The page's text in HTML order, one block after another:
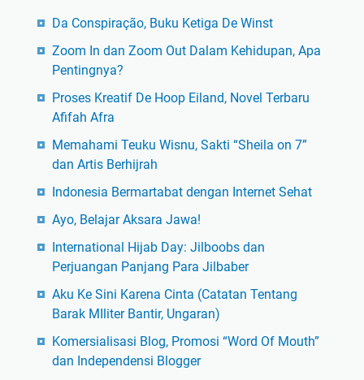
Da Conspiração, Buku Ketiga De Winst
Zoom In dan Zoom Out Dalam Kehidupan, Apa
Pentingnya?
Proses Kreatif De Hoop Eiland, Novel Terbaru
Afifah Afra
Memahami Teuku Wisnu, Sakti “Sheila on 7”
dan Artis Berhijrah
Indonesia Bermartabat dengan Internet Sehat
Ayo, Belajar Aksara Jawa!
International Hijab Day: Jilboobs dan
Perjuangan Panjang Para Jilbaber
Aku Ke Sini Karena Cinta (Catatan Tentang
Barak MIliter Bantir, Ungaran)
Komersialisasi Blog, Promosi “Word Of Mouth”
dan Independensi Blogger